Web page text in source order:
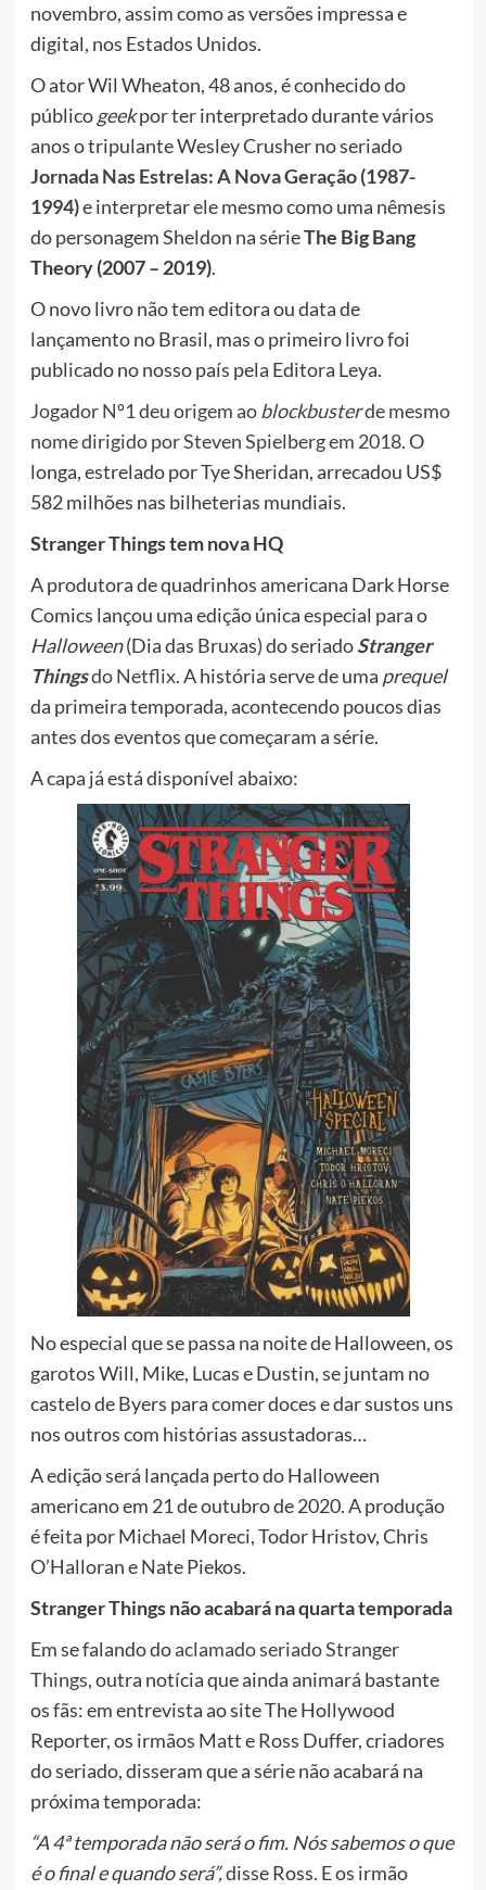
novembro, assim como as versões impressa e
digital, nos Estados Unidos.
O ator Wil Wheaton, 48 anos, é conhecido do
públicogeekpor ter interpretado durante vários
anos o tripulante Wesley Crusher no seriado
Jornada Nas Estrelas: A Nova Geração (1987-
1994)e interpretar ele mesmo como uma nêmesis
do personagem Sheldon na sérieThe Big Bang
Theory (2007 – 2019).
O novo livro não tem editora ou data de
lançamento no Brasil, mas o primeiro livro foi
publicado no nosso país pela Editora Leya.
Jogador Nº1 deu origem aoblockbusterde mesmo
nome dirigido por Steven Spielberg em 2018.O
longa, estrelado por Tye Sheridan, arrecadou US$
582 milhões nas bilheterias mundiais.
Stranger Things tem nova HQ
A produtora de quadrinhos americana Dark Horse
Comics lançou uma edição única especial para o
Halloween(Dia das Bruxas) do seriadoStranger
Thingsdo Netflix. A história serve de uma prequel
da primeira temporada, acontecendo poucos dias
antes dos eventos que começaram a série.
A capa já está disponível abaixo:
No especial que se passa na noite de Halloween, os
garotos Will, Mike, Lucas e Dustin, se juntam no
castelo de Byers para comer doces e dar sustos uns
nos outros com histórias assustadoras…
A edição será lançada perto do Halloween
americano em 21 de outubro de 2020. A produção
é feita por Michael Moreci, Todor Hristov, Chris
O’Halloran e Nate Piekos.
Stranger Things não acabará na quarta temporada
Em se falando doaclamado seriado Stranger
Things, outra notícia que ainda animará bastante
os fãs: em entrevista ao site The Hollywood
Reporter, os irmãos Matt e Ross Duffer, criadores
do seriado, disseram que a série não acabará na
próxima temporada:
“A 4ª temporada não será o fim. Nós sabemos o que
é o final e quando será”,disse Ross. E os irmão